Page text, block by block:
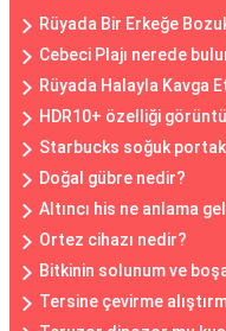
Rüyada Bir Erkeğe
Cebeci Plajı nerede
Rüyada Halayla Kavga
HDR10+ özelliği
Starbucks soğuk
Doğal gübre nedir?
Altıncı his ne anlama
Ortez cihazı nedir?
Bitkinin solunum ve
Tersine çevirme